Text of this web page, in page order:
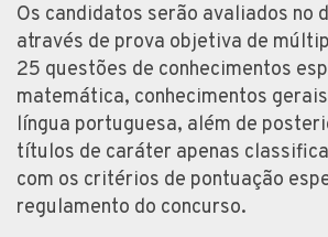
Os candidatos serão avaliados no
através de prova objetiva de
25 questões de conhecimentos
matemática, conhecimentos
língua portuguesa, além de
títulos de caráter apenas
com os critérios de pontuação
regulamento do concurso.